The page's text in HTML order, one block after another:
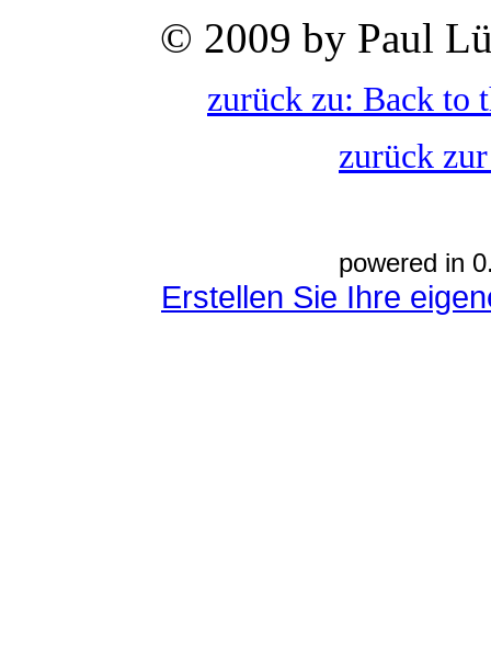
© 2009 by Paul
zurück zu: Back to
zurück
powered in
Erstellen Sie Ihre